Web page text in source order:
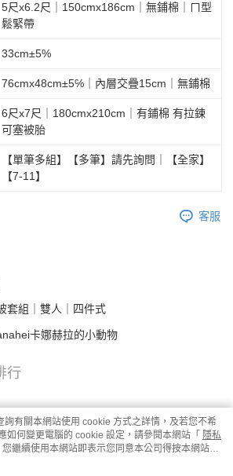
5尺x6.2尺｜150cmx186cm｜無鋪棉｜ㄇ型
鬆緊帶
33cm±5%
76cmx48cm±5℅｜內層交疊15cm｜無鋪棉
6尺x7尺｜180cmx210cm｜有鋪棉 有拉鍊
可塞被胎
【單筆多組】【多筆】請先詢問｜【全家】
【7-11】
客服
套組｜雙人｜四件式
卡娜赫拉的小動物
行
詢有關本網站使用 cookie 方式之詳情，及若您不希
如何變更電腦的 cookie 設定，請參閱本網站「 隱私
繼續使用本網站即表示您同意本公司得按本網站使
。